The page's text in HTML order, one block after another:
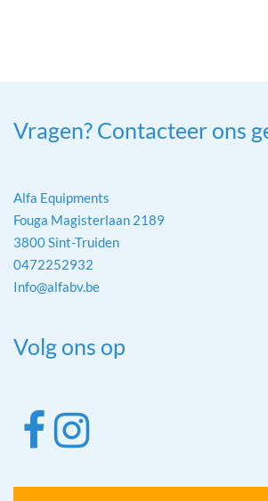
Vragen? Contacteer ons
Alfa Equipments
Fouga Magisterlaan 2189
3800 Sint-Truiden
0472252932
Info@alfabv.be
Volg ons op